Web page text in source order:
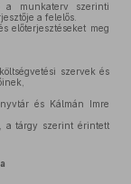
a munkaterv szerinti
a felelős.
előterjesztéseket meg
szervek és
és Kálmán Imre
a tárgy szerint érintett